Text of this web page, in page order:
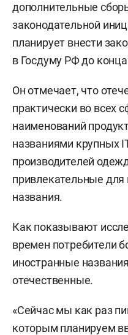
дополнительные
законодательной
планирует внести
в Госдуму РФ до
Он отмечает, что
практически во всех
наименований
названиями крупных
производителей
привлекательные
названия.
Как показывают
времен потребители
иностранные
отечественные.
«Сейчас мы как раз
которым планируем